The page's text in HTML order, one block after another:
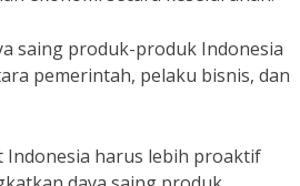
saing produk-produk Indonesia
pemerintah, pelaku bisnis, dan
Indonesia harus lebih proaktif